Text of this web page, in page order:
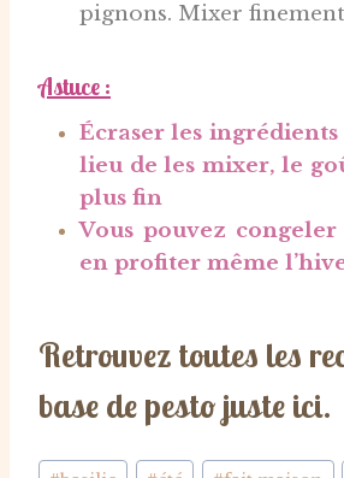
pignons. Mixer
Astuce :
Écraser les
lieu de les mixer, le
plus fin
Vous pouvez
en profiter même
Retrouvez toutes les
base de pesto juste ici.
Étiquettes